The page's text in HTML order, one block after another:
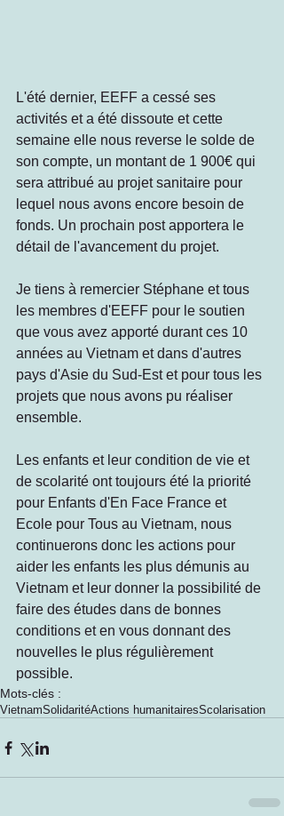
L'été dernier, EEFF a cessé ses
activités et a été dissoute et cette
semaine elle nous reverse le solde de
son compte, un montant de 1 900€ qui
sera attribué au projet sanitaire pour
lequel nous avons encore besoin de
fonds. Un prochain post apportera le
détail de l'avancement du projet.
Je tiens à remercier Stéphane et tous
les membres d'EEFF pour le soutien
que vous avez apporté durant ces 10
années au Vietnam et dans d'autres
pays d'Asie du Sud-Est et pour tous les
projets que nous avons pu réaliser
ensemble.
Les enfants et leur condition de vie et
de scolarité ont toujours été la priorité
pour Enfants d'En Face France et
Ecole pour Tous au Vietnam, nous
continuerons donc les actions pour
aider les enfants les plus démunis au
Vietnam et leur donner la possibilité de
faire des études dans de bonnes
conditions et en vous donnant des
nouvelles le plus régulièrement
possible.
Mots-clés :
VietnamSolidaritéActions humanitairesScolarisation